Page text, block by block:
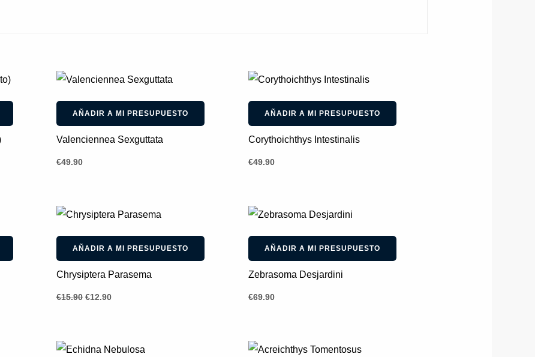
AÑADIR A MI PRESUPUESTO
Valenciennea Sexguttata
€49.90
AÑADIR A MI PRESUPUESTO
Corythoichthys Intestinalis
€49.90
-19%
AÑADIR A MI PRESUPUESTO
Chrysiptera Parasema
€15.90
El
precio
era:
€15.90.
€12.90
El
es:
€12.90.
AÑADIR A MI PRESUPUESTO
Zebrasoma Desjardini
€69.90